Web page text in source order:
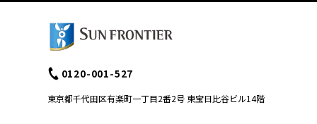
0120-001-527
東京都千代田区有楽町一丁目2番2号 東宝日比谷ビル14階